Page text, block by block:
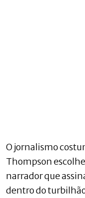
O jornalismo
Thompson
narrador que
dentro do